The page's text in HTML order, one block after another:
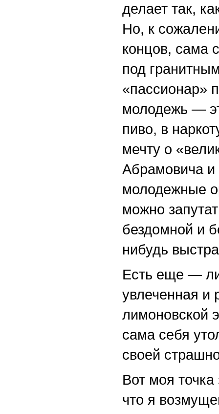
делает так,
Но, к
концов, сама
под
«пассионар»
молодежь —
пиво, в
мечту о
Абрамовича и
молодежные
можно
бездомной и
нибудь
Есть еще —
увлеченная и
лимоновской
сама себя
своей
Вот моя
что я